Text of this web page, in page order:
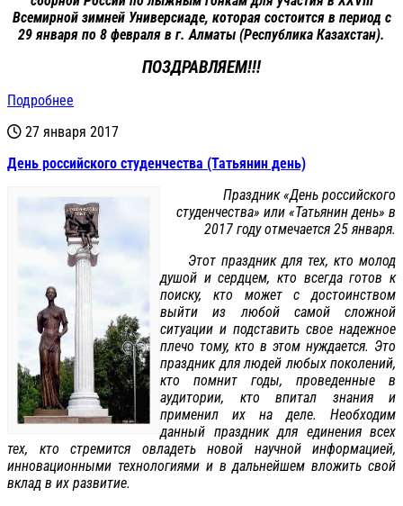
Всемирной зимней Универсиаде, которая состоится в период с
29 января по 8 февраля в г. Алматы (Республика Казахстан).
ПОЗДРАВЛЯЕМ!!!
Подробнее
27 января 2017
День российского студенчества (Татьянин день)
Праздник «День российского
студенчества» или «Татьянин день» в
2017 году отмечается 25 января.
Этот праздник для тех, кто молод
душой и сердцем, кто всегда готов к
поиску, кто может с достоинством
выйти из любой самой сложной
ситуации и подставить свое надежное
плечо тому, кто в этом нуждается. Это
праздник для людей любых поколений,
кто помнит годы, проведенные в
аудитории, кто впитал знания и
применил их на деле. Необходим
данный праздник для единения всех
тех, кто стремится овладеть новой научной информацией,
инновационными технологиями и в дальнейшем вложить свой
вклад в их развитие.